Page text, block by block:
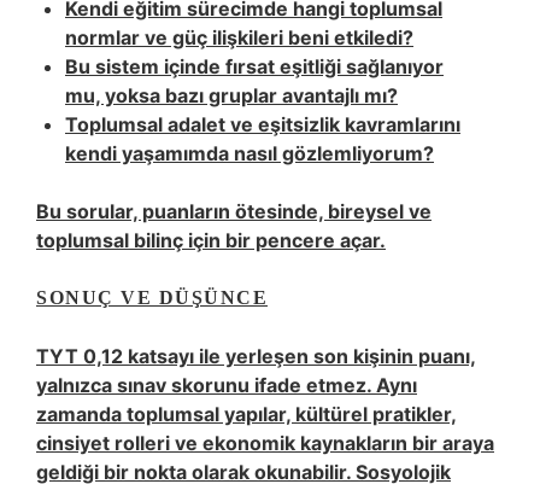
Kendi eğitim sürecimde hangi toplumsal
normlar ve güç ilişkileri beni etkiledi?
Bu sistem içinde fırsat eşitliği sağlanıyor
mu, yoksa bazı gruplar avantajlı mı?
Toplumsal adalet ve eşitsizlik kavramlarını
kendi yaşamımda nasıl gözlemliyorum?
Bu sorular, puanların ötesinde, bireysel ve
toplumsal bilinç için bir pencere açar.
SONUÇ VE DÜŞÜNCE
TYT 0,12 katsayı ile yerleşen son kişinin puanı,
yalnızca sınav skorunu ifade etmez. Aynı
zamanda toplumsal yapılar, kültürel pratikler,
cinsiyet rolleri ve ekonomik kaynakların bir araya
geldiği bir nokta olarak okunabilir. Sosyolojik